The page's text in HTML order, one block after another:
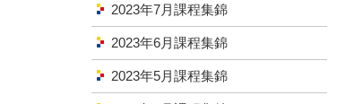
2023年7月課程集錦
2023年6月課程集錦
2023年5月課程集錦